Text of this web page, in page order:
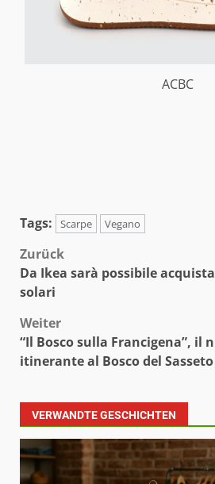
ACBC
Tags: Scarpe Vegano
Beitragsnavigation
Zurück
Da Ikea sarà possibile
solari
Weiter
“Il Bosco sulla Francigena”, il
itinerante al Bosco del Sasseto
VERWANDTE GESCHICHTEN